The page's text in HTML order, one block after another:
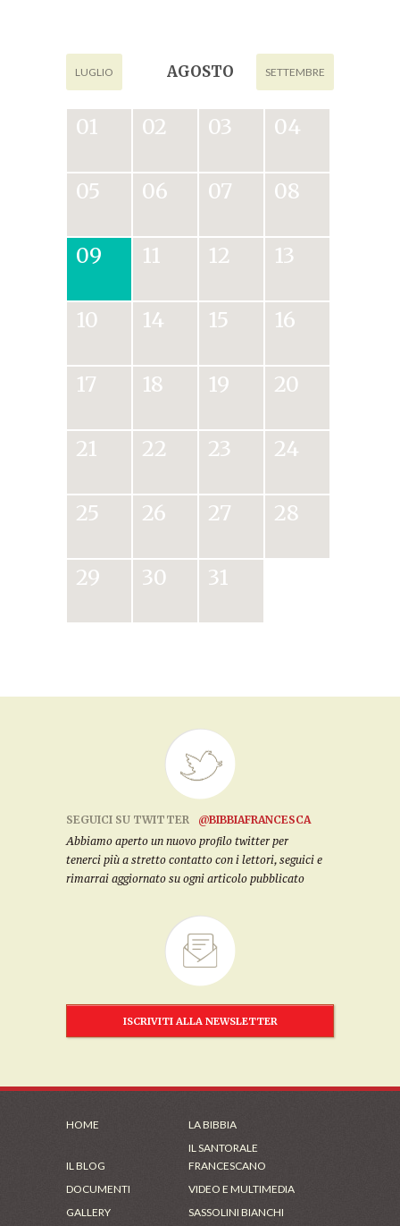
AGOSTO
LUGLIO SETTEMBRE
01 02 03 04
05 06 07 08
09 11 12 13
10 14 15 16
17 18 19 20
21 22 23 24
25 26 27 28
29 30 31
SEGUICI SU TWITTER
@BIBBIAFRANCESCA
Abbiamo aperto un nuovo profilo twitter per
tenerci più a stretto contatto con i lettori, seguici e
rimarrai aggiornato su ogni articolo pubblicato
ISCRIVITI ALLA NEWSLETTER
HOME LA BIBBIA
IL BLOG
IL SANTORALE
FRANCESCANO
DOCUMENTI
VIDEO E MULTIMEDIA
GALLERY
SASSOLINI BIANCHI